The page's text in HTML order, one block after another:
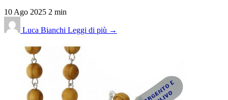
10 Ago 2025 2 min
Luca Bianchi Leggi di più →